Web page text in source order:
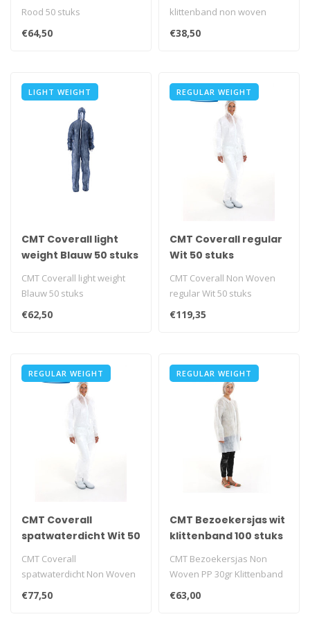
Rood 50 stuks
€64,50
klittenband non woven
regular weight Blauw 50
stuks..
€38,50
LIGHT WEIGHT
CMT Coverall light
weight Blauw 50 stuks
CMT Coverall light weight
Blauw 50 stuks
€62,50
REGULAR WEIGHT
CMT Coverall regular
Wit 50 stuks
CMT Coverall Non Woven
regular Wit 50 stuks
€119,35
REGULAR WEIGHT
CMT Coverall
spatwaterdicht Wit 50
CMT Coverall
spatwaterdicht Non Woven
PE Coating Wit 50 stuks..
€77,50
REGULAR WEIGHT
CMT Bezoekersjas wit
klittenband 100 stuks
CMT Bezoekersjas Non
Woven PP 30gr Klittenband
Wit
€63,00